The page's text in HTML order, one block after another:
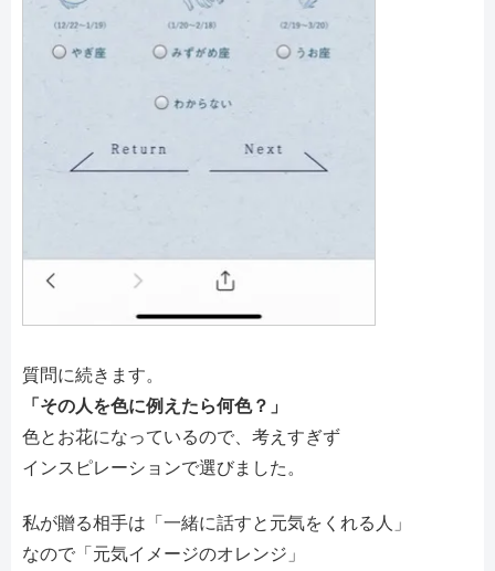
質問に続きます。
「その人を色に例えたら何色？」
色とお花になっているので、考えすぎず
インスピレーションで選びました。
私が贈る相手は「一緒に話すと元気をくれる人」
なので「元気イメージのオレンジ」